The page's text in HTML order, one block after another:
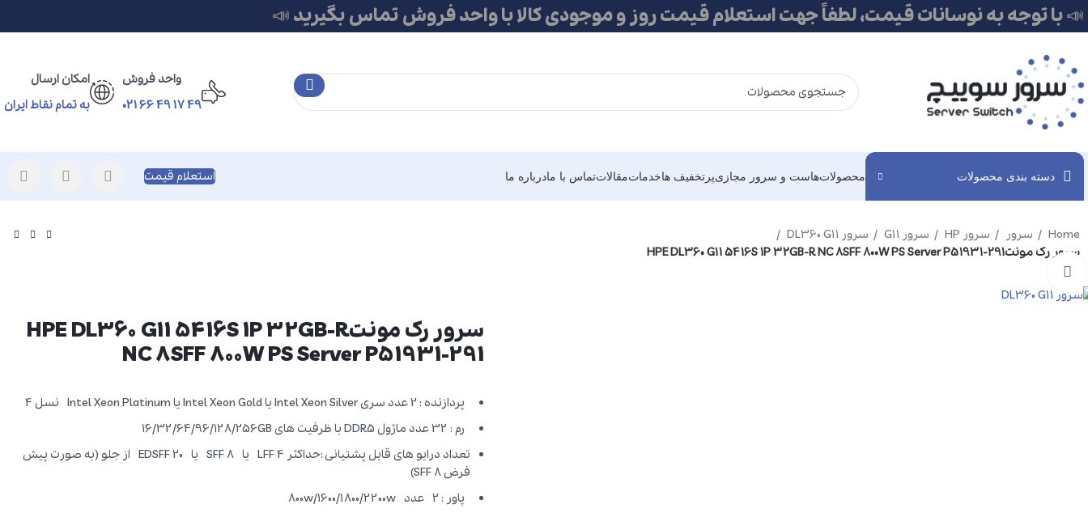
📣 با توجه به نوسانات قیمت، لطفاً جهت استعلام قیمت روز و موجودی کالا با واحد فروش تماس بگیرید 📣
واحد فروش
49 17 49 66 021
امکان ارسال
به تمام نقاط ایران
دسته بندی محصولات محصولاتهاست و سرور مجازیپرتخفیف هاخدماتمقالاتتماس با مادرباره ما استعلام قیمت
Home سرور سرور HP سرور G11
سرور DL360 G11
سرور رک مونتHPE DL360 G11 5416S 1P 32GB-R NC 8SFF 800W PS Server P51931-291
سرور رک مونتHPE DL360 G11 5416S 1P 32GB-R
NC 8SFF 800W PS Server P51931-291
پردازنده : 2 عدد سری Intel Xeon Silver یا Intel Xeon Gold یا Intel Xeon Platinum نسل 4
رم : 32 عدد ماژول DDR5 با ظرفیت های 16/32/64/96/128/256GB
تعداد درایو های قابل پشتیانی :حداکثر 4 LFF یا 8 SFF یا 20 EDSFF از جلو (به صورت پیش
فرض 8 SFF)
پاور : 2 عدد 800w/1600/1800/2200w